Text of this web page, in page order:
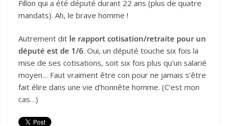
Fillon qui a été député durant 22 ans (plus de quatre
mandats). Ah, le brave homme !
Autrement dit le rapport cotisation/retraite pour un
député est de 1/6. Oui, un député touche six fois la
mise de ses cotisations, soit six fois plus qu'un salarié
moyen… Faut vraiment être con pour ne jamais s’être
fait élire dans une vie d’honnête homme. (C’est mon
cas…)